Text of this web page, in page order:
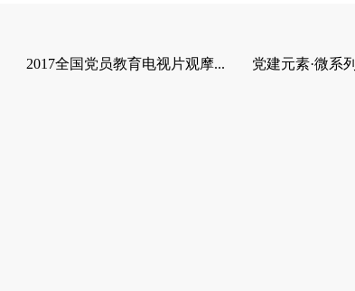
2017全国党员教育电视片观摩... 党建元素·微系列